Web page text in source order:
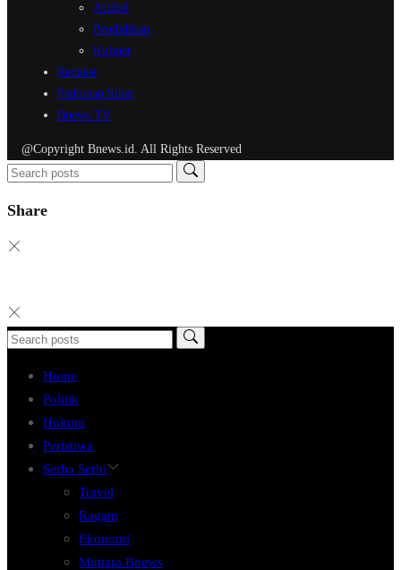
Artikel
Pendidikan
Kuliner
Redaksi
Pedoman Siber
Bnews TV
@Copyright Bnews.id. All Rights Reserved
Share
Home
Politik
Hukum
Peristiwa
Serba Serbi
Travel
Ragam
Ekonomi
Mutiara Bnews